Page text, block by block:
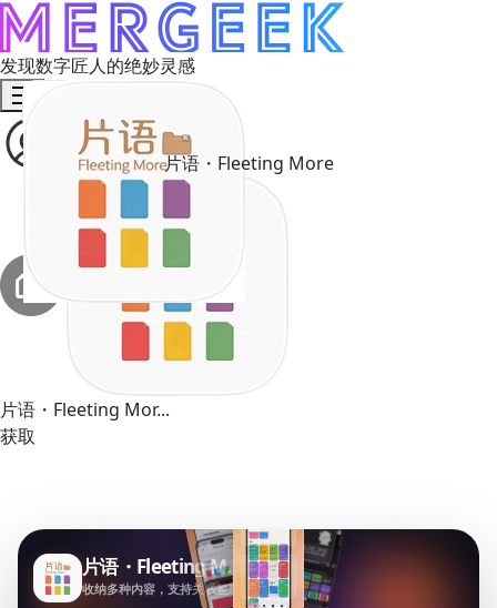
发现数字匠人的绝妙灵感
片语・Fleeting Mor...
获取
片语・Fleeting More
收纳多种内容，支持关联整理，守护隐私信息
片语・Fleeting More